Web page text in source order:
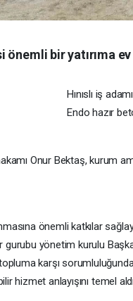
önemli bir yatırıma
Hınıslı iş
Endo hazır
Onur Bektaş, kurum
önemli katkılar
yönetim kurulu
karşı
hizmet anlayışını temel